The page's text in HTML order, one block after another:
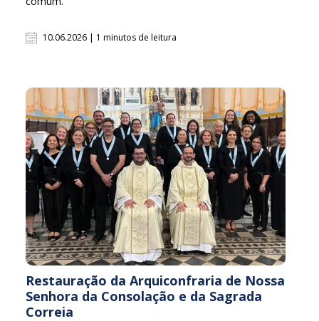
10.06.2026 | 1 minutos de leitura
Restauração da Arquiconfraria de Nossa
Senhora da Consolação e da Sagrada
Correia